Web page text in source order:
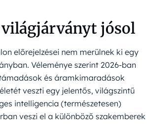
világjárványt jósol
előrejelzései nem merülnek ki egy
Véleménye szerint 2026-ban
és áramkimaradások
veszti egy jelentős, világszintű
intelligencia (természetesen)
veszi el a különböző szakemberek